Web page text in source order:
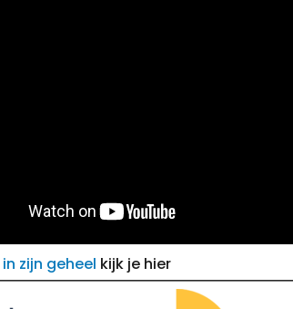
zijn geheel kijk je hier